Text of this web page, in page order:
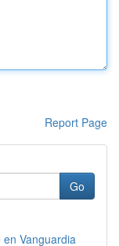
Report Page
Go
Vanguardia